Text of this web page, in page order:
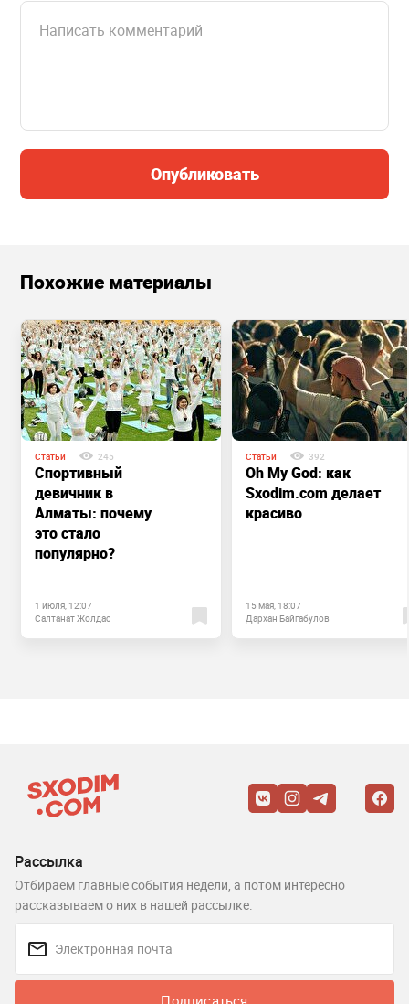
Опубликовать
Похожие материалы
Статьи 245
Спортивный
девичник в
Алматы: почему
это стало
популярно?
1 июля, 12:07
Салтанат Жолдас
Статьи 392
Oh My God: как
Sxodim.com делает
красиво
15 мая, 18:07
Дархан Байгабулов
Рассылка
Отбираем главные события недели, а потом интересно
рассказываем о них в нашей рассылке.